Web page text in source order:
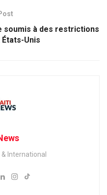
soumis à des restrictions
États-Unis
International